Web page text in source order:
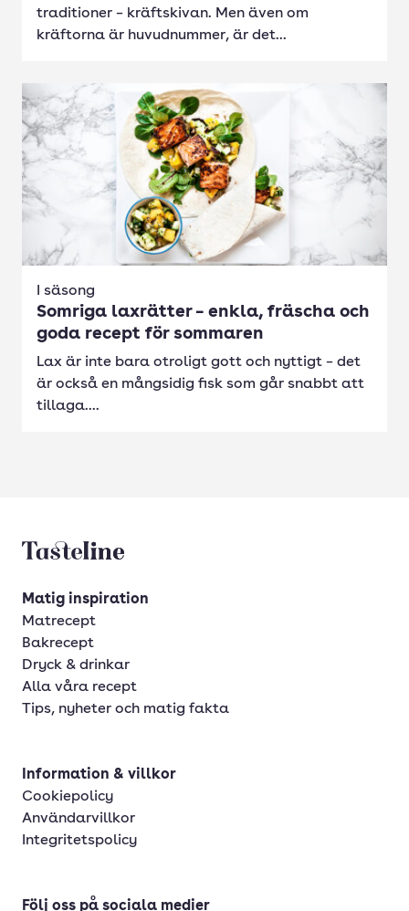
traditioner – kräftskivan. Men även om
kräftorna är huvudnummer, är det...
I säsong
Somriga laxrätter – enkla, fräscha och
goda recept för sommaren
Lax är inte bara otroligt gott och nyttigt – det
är också en mångsidig fisk som går snabbt att
tillaga....
Tasteline startsida
Matig inspiration
Matrecept
Bakrecept
Dryck & drinkar
Alla våra recept
Tips, nyheter och matig fakta
Information & villkor
Cookiepolicy
Användarvillkor
Integritetspolicy
Följ oss på sociala medier